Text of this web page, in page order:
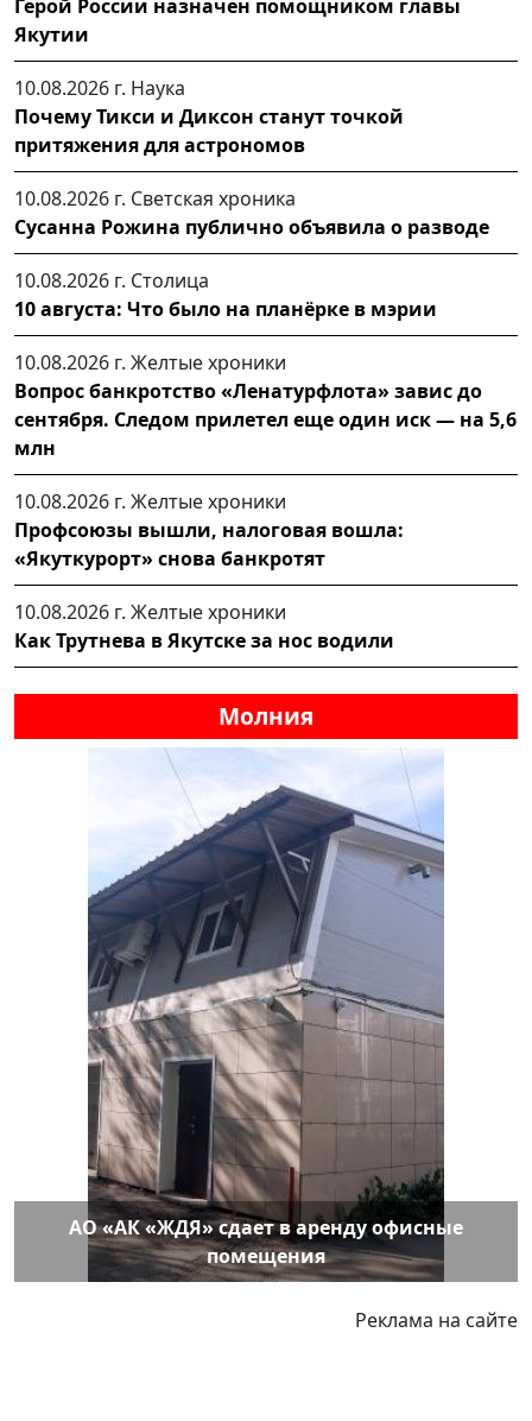
Герой России назначен помощником главы
Якутии
10.08.2026 г. Наука
Почему Тикси и Диксон станут точкой
притяжения для астрономов
10.08.2026 г. Светская хроника
Сусанна Рожина публично объявила о разводе
10.08.2026 г. Столица
10 августа: Что было на планёрке в мэрии
10.08.2026 г. Желтые хроники
Вопрос банкротство «Ленатурфлота» завис до
сентября. Следом прилетел еще один иск — на 5,6
млн
10.08.2026 г. Желтые хроники
Профсоюзы вышли, налоговая вошла:
«Якуткурорт» снова банкротят
10.08.2026 г. Желтые хроники
Как Трутнева в Якутске за нос водили
Молния
АО «АК «ЖДЯ» сдает в аренду офисные
помещения
Реклама на сайте